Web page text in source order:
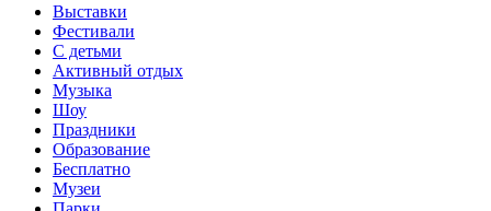
Выставки
Фестивали
С детьми
Активный отдых
Музыка
Шоу
Праздники
Образование
Бесплатно
Музеи